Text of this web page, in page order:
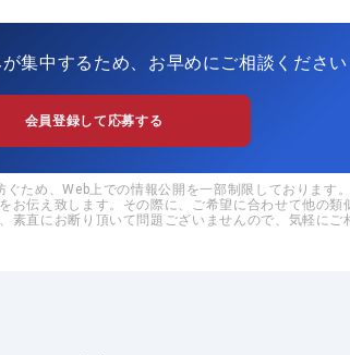
集中するため、お早めにご相談ください
会員登録して応募する
ため、Web上での情報公開を一部制限しております
お伝え致します。その際に、ご希望に合わせて他の類
素直にお断り頂いて問題ございませんので、気軽にご